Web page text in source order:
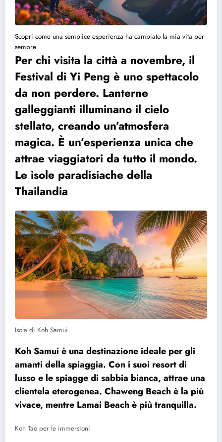
Scopri come una semplice esperienza ha cambiato la mia vita per
sempre
Per chi visita la città a novembre, il
Festival di Yi Peng è uno spettacolo
da non perdere. Lanterne
galleggianti illuminano il cielo
stellato, creando un’atmosfera
magica. È un’esperienza unica che
attrae viaggiatori da tutto il mondo.
Le isole paradisiache della
Thailandia
Isola di Koh Samui
Koh Samui è una destinazione ideale per gli
amanti della spiaggia. Con i suoi resort di
lusso e le spiagge di sabbia bianca, attrae una
clientela eterogenea. Chaweng Beach è la più
vivace, mentre Lamai Beach è più tranquilla.
Koh Tao per le immersioni